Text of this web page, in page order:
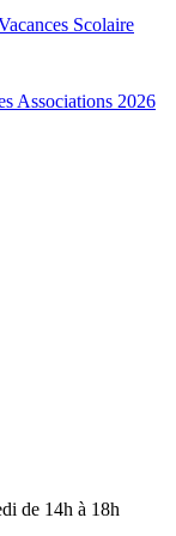
Scolaire
Associations 2026
de 14h à 18h